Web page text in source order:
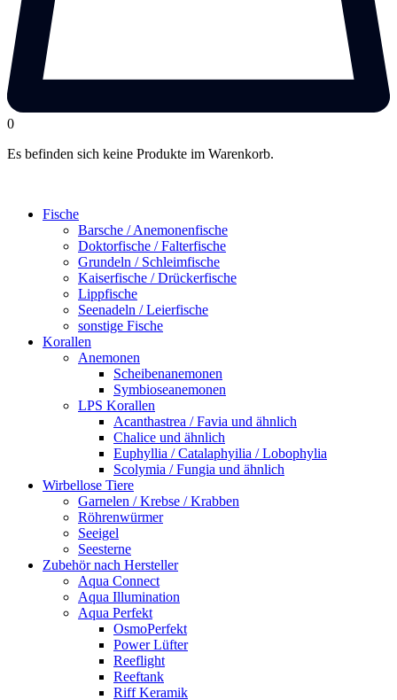
0
Es befinden sich keine Produkte im Warenkorb.
Fische
Barsche / Anemonenfische
Doktorfische / Falterfische
Grundeln / Schleimfische
Kaiserfische / Drückerfische
Lippfische
Seenadeln / Leierfische
sonstige Fische
Korallen
Anemonen
Scheibenanemonen
Symbioseanemonen
LPS Korallen
Acanthastrea / Favia und ähnlich
Chalice und ähnlich
Euphyllia / Catalaphyilia / Lobophylia
Scolymia / Fungia und ähnlich
Wirbellose Tiere
Garnelen / Krebse / Krabben
Röhrenwürmer
Seeigel
Seesterne
Zubehör nach Hersteller
Aqua Connect
Aqua Illumination
Aqua Perfekt
OsmoPerfekt
Power Lüfter
Reeflight
Reeftank
Riff Keramik